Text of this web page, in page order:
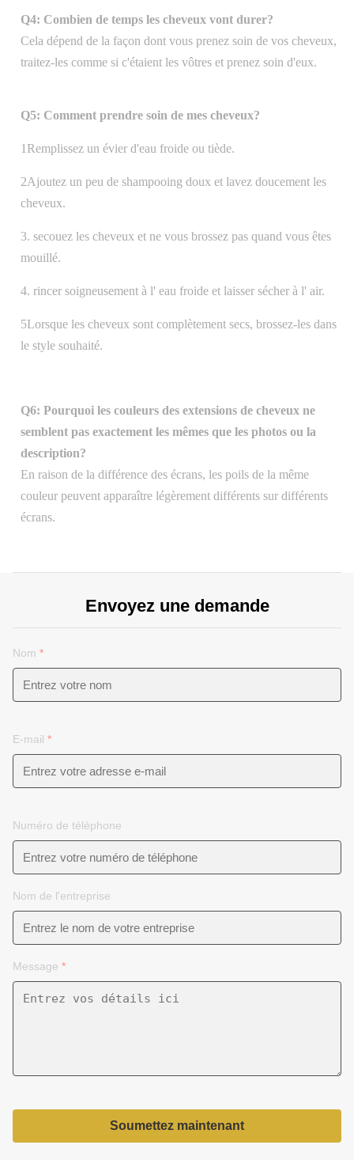
Q4: Combien de temps les cheveux vont durer?
Cela dépend de la façon dont vous prenez soin de vos cheveux,
traitez-les comme si c'étaient les vôtres et prenez soin d'eux.
Q5: Comment prendre soin de mes cheveux?
1Remplissez un évier d'eau froide ou tiède.
2Ajoutez un peu de shampooing doux et lavez doucement les
cheveux.
3. secouez les cheveux et ne vous brossez pas quand vous êtes
mouillé.
4. rincer soigneusement à l' eau froide et laisser sécher à l' air.
5Lorsque les cheveux sont complètement secs, brossez-les dans
le style souhaité.
Q6: Pourquoi les couleurs des extensions de cheveux ne
semblent pas exactement les mêmes que les photos ou la
description?
En raison de la différence des écrans, les poils de la même
couleur peuvent apparaître légèrement différents sur différents
écrans.
Envoyez une demande
Nom *
E-mail *
Numéro de téléphone
Nom de l'entreprise
Message *
Soumettez maintenant